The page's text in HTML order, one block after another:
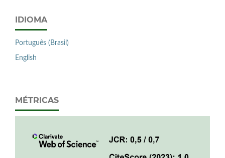
IDIOMA
Português (Brasil)
English
MÉTRICAS